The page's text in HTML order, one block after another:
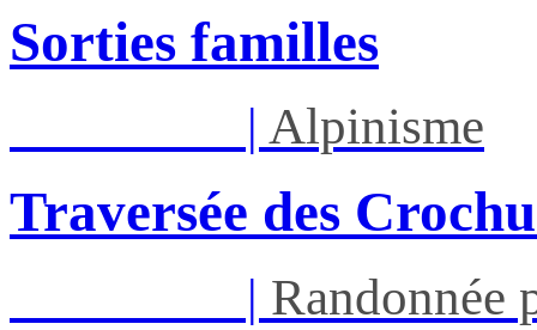
Sorties familles
| Alpinisme
Traversée des
| Randonnée